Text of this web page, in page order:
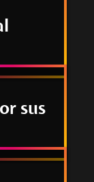
sus